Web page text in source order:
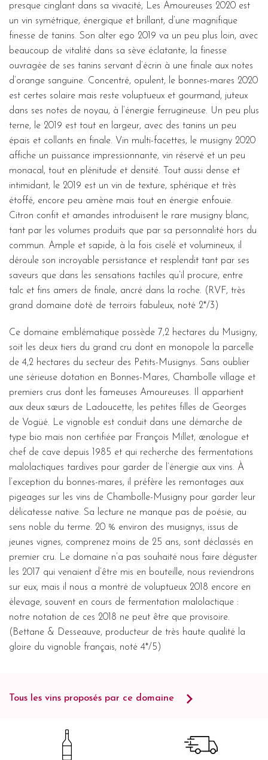
presque cinglant dans sa vivacité, Les Amoureuses 2020 est
un vin symétrique, énergique et brillant, d’une magnifique
finesse de tanins. Son alter ego 2019 va un peu plus loin, avec
beaucoup de vitalité dans sa sève éclatante, la finesse
ouvragée de ses tanins servant d’écrin à une finale aux notes
d’orange sanguine. Concentré, opulent, le bonnes-mares 2020
est certes solaire mais reste voluptueux et gourmand, juteux
dans ses notes de noyau, à l’énergie ferrugineuse. Un peu plus
terne, le 2019 est tout en largeur, avec des tanins un peu
épais et collants en finale. Vin multi-facettes, le musigny 2020
affiche un puissance impressionnante, vin réservé et un peu
monacal, tout en plénitude et densité. Tout aussi dense et
intimidant, le 2019 est un vin de texture, sphérique et très
étoffé, encore peu amène mais tout en énergie enfouie.
Citron confit et amandes introduisent le rare musigny blanc,
tant par les volumes produits que par sa personnalité hors du
commun. Ample et sapide, à la fois ciselé et volumineux, il
déroule son incroyable persistance et resplendit tant par ses
saveurs que dans les sensations tactiles qu’il procure, entre
talc et fins amers de finale, ancré dans la roche. (RVF, très
grand domaine doté de terroirs fabuleux, noté 2*/3)
Ce domaine emblématique possède 7,2 hectares du Musigny,
soit les deux tiers du grand cru dont en monopole la parcelle
de 4,2 hectares du secteur des Petits-Musignys. Sans oublier
une sérieuse dotation en Bonnes-Mares, Chambolle village et
premiers crus dont les fameuses Amoureuses. Il appartient
aux deux sœurs de Ladoucette, les petites filles de Georges
de Vogüé. Le vignoble est conduit dans une démarche de
type bio mais non certifiée par François Millet, œnologue et
chef de cave depuis 1985 et qui recherche des fermentations
malolactiques tardives pour garder de l’énergie aux vins. À
l’exception du bonnes-mares, il préfère les remontages aux
pigeages sur les vins de Chambolle-Musigny pour garder leur
délicatesse native. Sa lecture ne manque pas de poésie, au
sens noble du terme. 20 % environ des musignys, issus de
jeunes vignes, comprenez moins de 25 ans, sont déclassés en
premier cru. Le domaine n’a pas souhaité nous faire déguster
les 2017 qui venaient d’être mis en bouteille, nous reviendrons
sur eux, mais il nous a montré de voluptueux 2018 encore en
élevage, souvent en cours de fermentation malolactique :
notre notation de ces 2018 ne peut être que provisoire.
(Bettane & Desseauve, producteur de très haute qualité la
gloire du vignoble français, noté 4*/5)
Tous les vins proposés par ce domaine